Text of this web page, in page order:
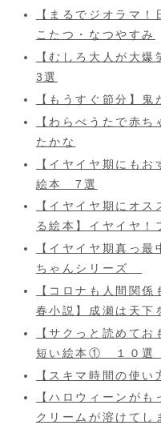
【まるでジオラマ
こたつ・なつやすみ
【むしろ大人が大
3選
【もうすぐ節分】
【わらべうたで赤
たかな
【イヤイヤ期にも
絵本 7選
【イヤイヤ期にオ
る絵本】イヤイヤ
【イヤイヤ期真っ
ちゃんシリーズ
【コロナも人間関
春小説】成瀬は天下
【サクっと読めて
短い絵本① １０
【スキマ時間の使
【ハロウィーンが
クリームが溶けてし